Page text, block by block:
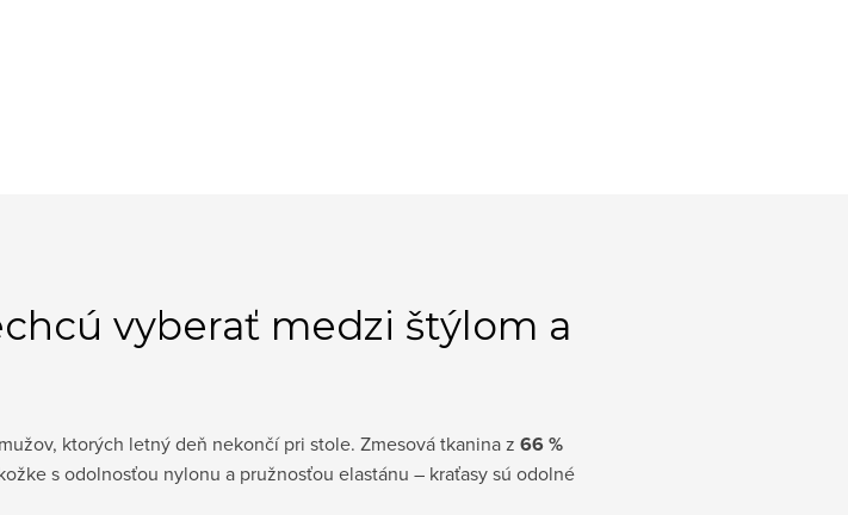
vyberať medzi štýlom a
ktorých letný deň nekončí pri stole. Zmesová tkanina z 66 %
s odolnosťou nylonu a pružnosťou elastánu – kraťasy sú odolné